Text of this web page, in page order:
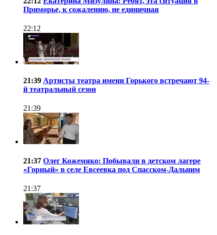
Приморье, к сожалению, не единичная
22:12
21:39 Артисты театра имени Горького встречают 94-
й театральный сезон
21:39
21:37 Олег Кожемяко: Побывали в детском лагере
«Горный» в селе Евсеевка под Спасском-Дальним
21:37